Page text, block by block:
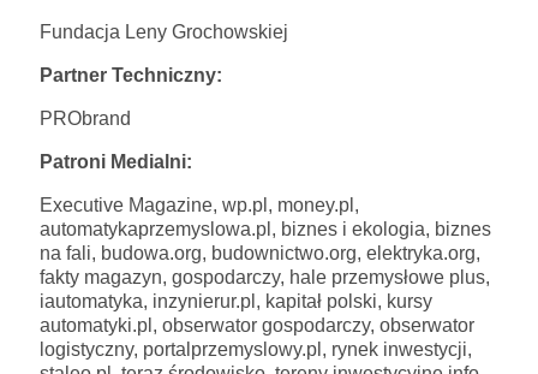
Fundacja Leny Grochowskiej
Partner Techniczny:
PRObrand
Patroni Medialni:
Executive Magazine, wp.pl, money.pl,
automatykaprzemyslowa.pl, biznes i ekologia, biznes
na fali, budowa.org, budownictwo.org, elektryka.org,
fakty magazyn, gospodarczy, hale przemysłowe plus,
iautomatyka, inzynierur.pl, kapitał polski, kursy
automatyki.pl, obserwator gospodarczy, obserwator
logistyczny, portalprzemyslowy.pl, rynek inwestycji,